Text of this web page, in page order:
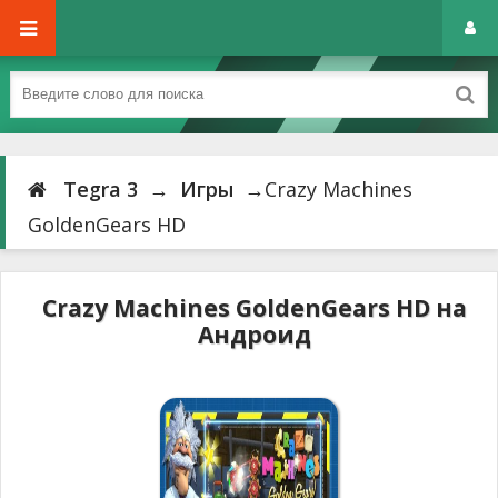
Tegra 3 → Игры →Crazy Machines
GoldenGears HD
Crazy Machines GoldenGears HD на
Андроид